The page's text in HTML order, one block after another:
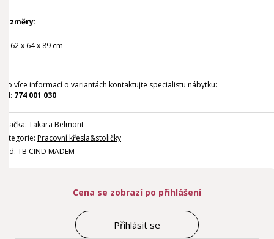
Rozměry:
62 x 64 x 89 cm
Pro více informací o variantách kontaktujte specialistu nábytku:
Tel: 774 001 030
Značka: Takara Belmont
Kategorie: Pracovní křesla&stoličky
Kód: TB CIND MADEM
Cena se zobrazí po přihlášení
Přihlásit se